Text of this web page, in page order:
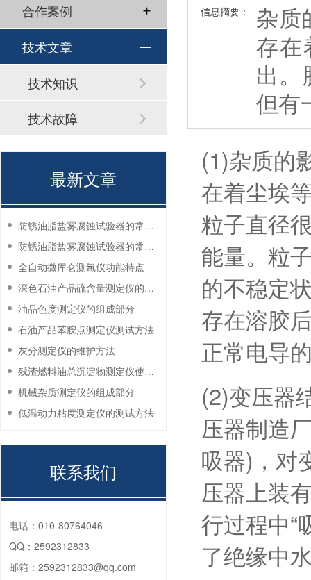
信息摘要：
杂质
存在
出。
但有
(1)杂质的
在着尘埃
粒子直径
能量。粒
的不稳定
存在溶胶
正常电导
(2)变压器
压器制造
吸器)，对
压器上装
行过程中“
了绝缘中
合作案例
技术文章
技术知识
技术故障
最新文章
防锈油脂盐雾腐蚀试验器的常见故障与解决方法
防锈油脂盐雾腐蚀试验器的常见故障与解决方法
全自动微库仑测氯仪功能特点
深色石油产品硫含量测定仪的工作环境要求
油品色度测定仪的组成部分
石油产品苯胺点测定仪测试方法
灰分测定仪的维护方法
残渣燃料油总沉淀物测定仪使用注意事项
机械杂质测定仪的组成部分
低温动力粘度测定仪的测试方法
联系我们
电话： 010-80764046
QQ： 2592312833
邮箱： 2592312833@qq.com